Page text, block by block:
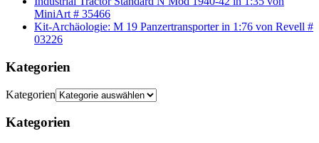
MiniArt # 35466
Kit-Archäologie: M 19 Panzertransporter in 1:76 von Revell #
03226
Kategorien
Kategorien
Kategorien